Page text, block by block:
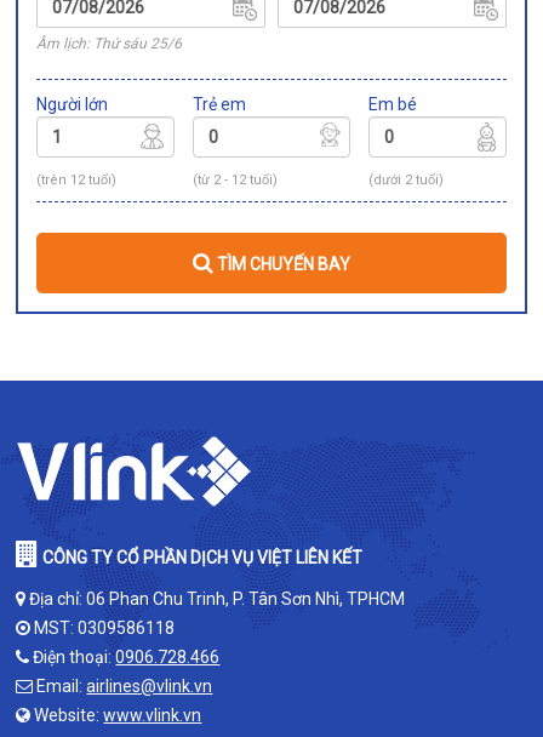
Âm lịch: Thứ sáu 25/6
Người lớn
(trên 12 tuổi)
Trẻ em
(từ 2 - 12 tuổi)
Em bé
(dưới 2 tuổi)
TÌM CHUYẾN BAY
CÔNG TY CỔ PHẦN DỊCH VỤ VIỆT LIÊN KẾT
Địa chỉ: 06 Phan Chu Trinh, P. Tân Sơn Nhì, TPHCM
MST: 0309586118
Điện thoại:0906.728.466
Email:airlines@vlink.vn
Website:www.vlink.vn